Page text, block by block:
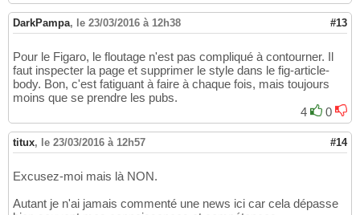
DarkPampa, le 23/03/2016 à 12h38 #13
Pour le Figaro, le floutage n'est pas compliqué à contourner. Il
faut inspecter la page et supprimer le style dans le fig-article-
body. Bon, c'est fatiguant à faire à chaque fois, mais toujours
moins que se prendre les pubs.
4
0
titux, le 23/03/2016 à 12h57 #14
Excusez-moi mais là NON.
Autant je n'ai jamais commenté une news ici car cela dépasse